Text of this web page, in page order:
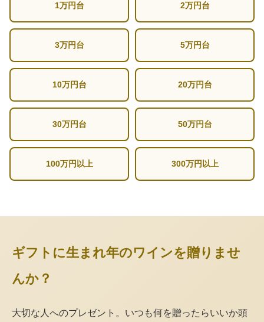
1万円台 2万円台
3万円台 5万円台
10万円台 20万円台
30万円台 50万円台
100万円以上 300万円以上
ギフトに生まれ年のワインを贈りませ
んか？
大切な人へのプレゼント。いつも何を贈ったらいいか頭